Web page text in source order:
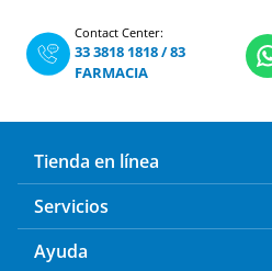
Contact Center:
33 3818 1818/83
FARMACIA
Tienda en línea
Servicios
Ayuda